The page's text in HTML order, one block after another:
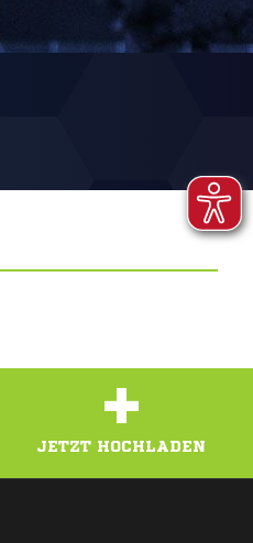
+
JETZT HOCHLADEN